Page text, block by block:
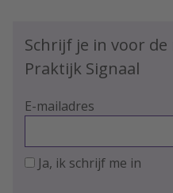
Schrijf je in voor
Praktijk Signaal
E-mailadres
Ja, ik schrijf me in